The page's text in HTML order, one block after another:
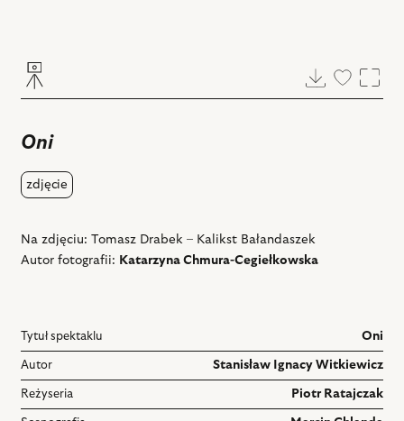
Pobierz
Dodaj
Oni
zdjęcie
Na zdjęciu: Tomasz Drabek – Kalikst Bałandaszek
Autor fotografii: Katarzyna Chmura-Cegiełkowska
Tytuł spektaklu Oni
Autor Stanisław Ignacy Witkiewicz
Reżyseria Piotr Ratajczak